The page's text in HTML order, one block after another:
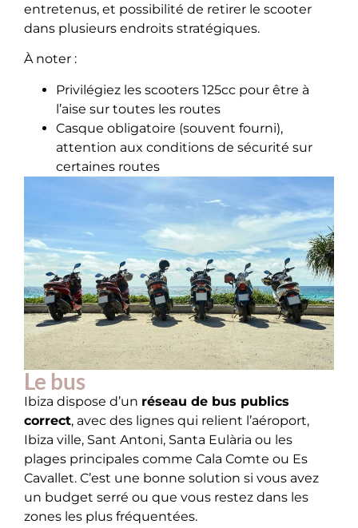
entretenus, et possibilité de retirer le scooter
dans plusieurs endroits stratégiques.
À noter :
Privilégiez les scooters 125cc pour être à
l’aise sur toutes les routes
Casque obligatoire (souvent fourni),
attention aux conditions de sécurité sur
certaines routes
Le bus
Ibiza dispose d’un réseau de bus publics
correct, avec des lignes qui relient l’aéroport,
Ibiza ville, Sant Antoni, Santa Eulària ou les
plages principales comme Cala Comte ou Es
Cavallet. C’est une bonne solution si vous avez
un budget serré ou que vous restez dans les
zones les plus fréquentées.